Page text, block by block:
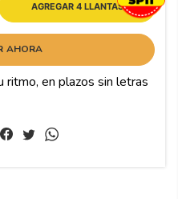
AGREGAR 4 LLANTAS
AHORA